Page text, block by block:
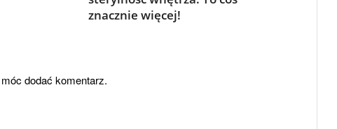
znacznie więcej!
dodać komentarz.